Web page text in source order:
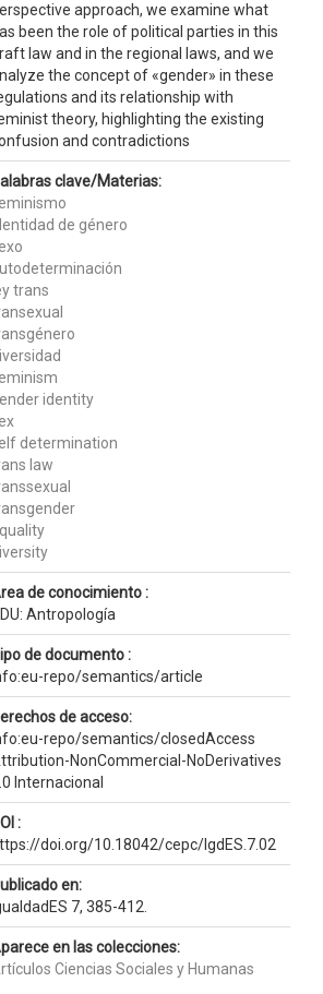
approach, we examine what
been the role of political parties in this
law and in the regional laws, and we
the concept of «gender» in these
and its relationship with
theory, highlighting the existing
and contradictions
clave/Materias:
de género
trans
identity
determination
law
de conocimiento :
Antropología
de documento :
repo/semantics/article
de acceso:
repo/semantics/closedAccess
NonCommercial-NoDerivatives
Internacional
:
doi.org/10.18042/cepc/IgdES.7.02
en:
7, 385-412.
en las colecciones:
Ciencias Sociales y Humanas